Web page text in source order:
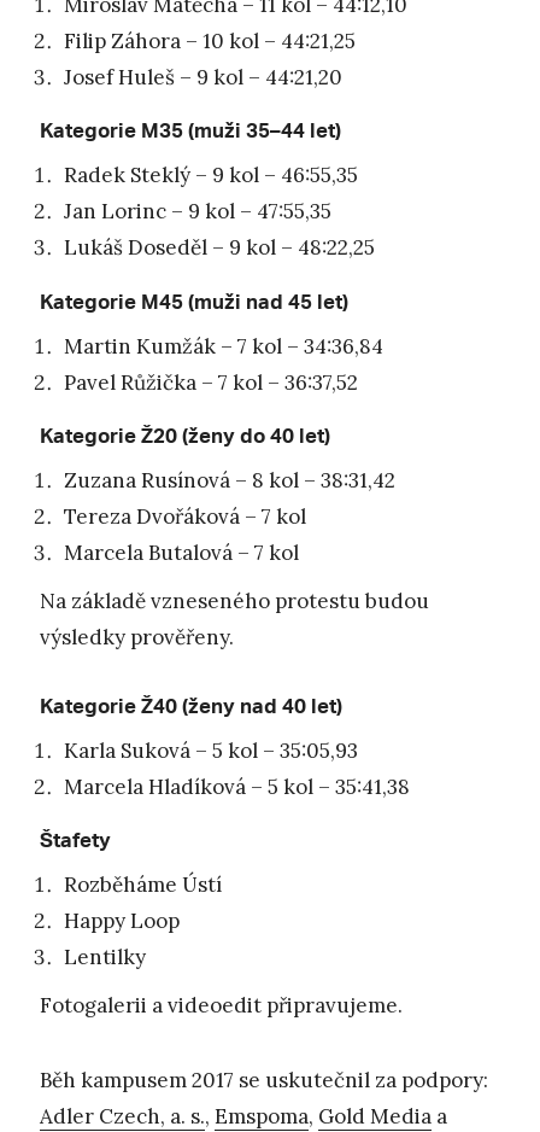
Filip Záhora – 10 kol – 44:21,25
Josef Huleš – 9 kol – 44:21,20
Kategorie M35 (muži 35–44 let)
Radek Steklý – 9 kol – 46:55,35
Jan Lorinc – 9 kol – 47:55,35
Lukáš Doseděl – 9 kol – 48:22,25
Kategorie M45 (muži nad 45 let)
Martin Kumžák – 7 kol – 34:36,84
Pavel Růžička – 7 kol – 36:37,52
Kategorie Ž20 (ženy do 40 let)
Zuzana Rusínová – 8 kol – 38:31,42
Tereza Dvořáková – 7 kol
Marcela Butalová – 7 kol
Na základě vzneseného protestu budou
výsledky prověřeny.
Kategorie Ž40 (ženy nad 40 let)
Karla Suková – 5 kol – 35:05,93
Marcela Hladíková – 5 kol – 35:41,38
Štafety
Rozběháme Ústí
Happy Loop
Lentilky
Fotogalerii a videoedit připravujeme.
Běh kampusem 2017 se uskutečnil za podpory:
Adler Czech, a. s., Emspoma, Gold Media a